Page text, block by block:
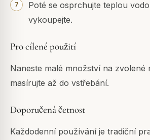
Poté se osprchujte teplou
vykoupejte.
Pro cílené použití
Naneste malé množství na zvolené
masírujte až do vstřebání.
Doporučená četnost
Každodenní používání je tradiční